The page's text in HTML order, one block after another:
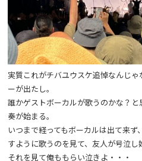
実質これがチバユウスケ追悼なんじ
ーが出たし。
誰かゲストボーカルが歌うのかな？
奏が始まる。
いつまで経ってもボーカルは出て来
すように歌うのを見て、友人が号泣し
それを見て俺ももらい泣きよ・・・